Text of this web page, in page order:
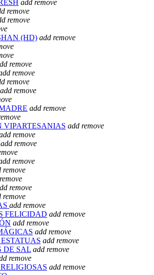
add remove
remove
remove
(HD) add remove
remove
remove
remove
add remove
add remove
VIPARTESANIAS add remove
remove
add remove
remove
remove
remove
remove
remove
add remove
FELICIDAD add remove
add remove
add remove
add remove
DE SAL add remove
remove
add remove